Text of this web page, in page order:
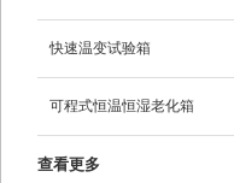
快速温变试验箱
可程式恒温恒湿老化箱
查看更多